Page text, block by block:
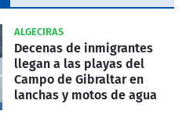
ALGECIRAS
Decenas de inmigrantes
llegan a las playas del
Campo de Gibraltar en
lanchas y motos de agua